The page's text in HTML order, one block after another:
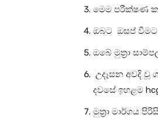
මෙම පරීක්ෂණ
ඔබට ඔසප්
ඔබේ මුත්‍රා
උදෑසන අවදි වූ
දවසේ ඉහළම
මුත්‍රා මාර්ගය